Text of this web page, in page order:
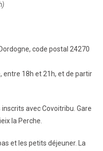
code postal 24270
entre 18h et 21h, et de partir
avec Covoitribu. Gare
la Perche.
et les petits déjeuner. La